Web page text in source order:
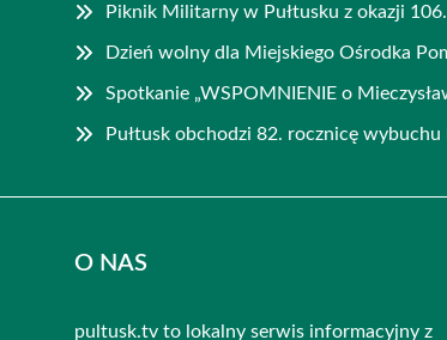
Piknik Militarny w Pułtusku z okazji
Dzień wolny dla Miejskiego Ośrodka
Spotkanie „WSPOMNIENIE o
Pułtusk obchodzi 82. rocznicę
O NAS
pultusk.tv to lokalny serwis informacyjny z